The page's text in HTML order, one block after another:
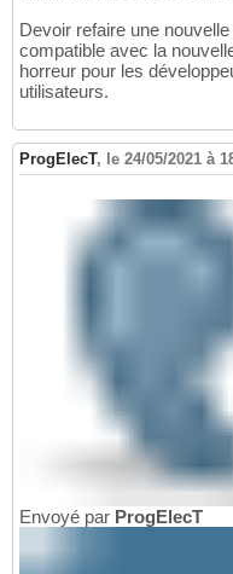
Devoir refaire une
compatible avec la
horreur pour les
utilisateurs.
ProgElecT, le 24/05/2021 à
Envoyé par ProgElecT